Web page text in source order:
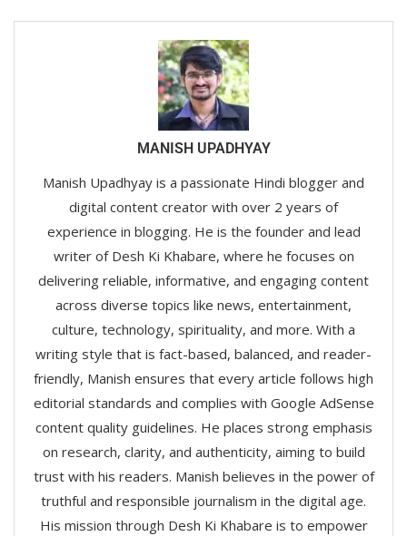
MANISH UPADHYAY
Manish Upadhyay is a passionate Hindi blogger and
digital content creator with over 2 years of
experience in blogging. He is the founder and lead
writer of Desh Ki Khabare, where he focuses on
delivering reliable, informative, and engaging content
across diverse topics like news, entertainment,
culture, technology, spirituality, and more. With a
writing style that is fact-based, balanced, and reader-
friendly, Manish ensures that every article follows high
editorial standards and complies with Google AdSense
content quality guidelines. He places strong emphasis
on research, clarity, and authenticity, aiming to build
trust with his readers. Manish believes in the power of
truthful and responsible journalism in the digital age.
His mission through Desh Ki Khabare is to empower